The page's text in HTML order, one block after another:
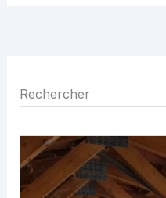
Rechercher